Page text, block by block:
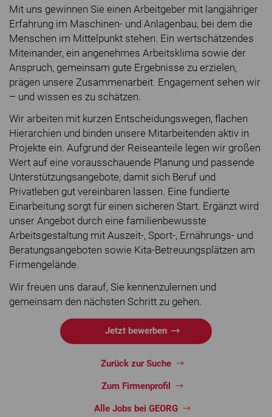
Mit uns gewinnen Sie einen Arbeitgeber mit langjähriger
Erfahrung im Maschinen- und Anlagenbau, bei dem die
Menschen im Mittelpunkt stehen. Ein wertschätzendes
Miteinander, ein angenehmes Arbeitsklima sowie der
Anspruch, gemeinsam gute Ergebnisse zu erzielen,
prägen unsere Zusammenarbeit. Engagement sehen wir
– und wissen es zu schätzen.
Wir arbeiten mit kurzen Entscheidungswegen, flachen
Hierarchien und binden unsere Mitarbeitenden aktiv in
Projekte ein. Aufgrund der Reiseanteile legen wir großen
Wert auf eine vorausschauende Planung und passende
Unterstützungsangebote, damit sich Beruf und
Privatleben gut vereinbaren lassen. Eine fundierte
Einarbeitung sorgt für einen sicheren Start. Ergänzt wird
unser Angebot durch eine familienbewusste
Arbeitsgestaltung mit Auszeit-, Sport-, Ernährungs- und
Beratungsangeboten sowie Kita-Betreuungsplätzen am
Firmengelände.
Wir freuen uns darauf, Sie kennenzulernen und
gemeinsam den nächsten Schritt zu gehen.
Jetzt bewerben
Zurück zur Suche
Zum Firmenprofil
Alle Jobs bei GEORG